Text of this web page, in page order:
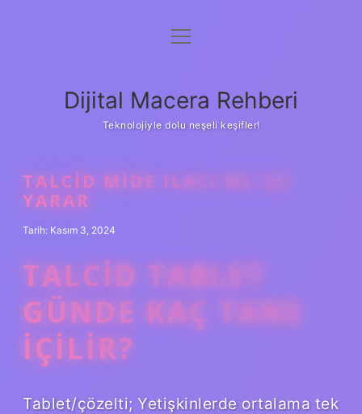
Anasayfa
Yasal Uyarı
menüyü
Dijital Macera Rehberi
Teknolojiyle dolu neşeli keşifler!
TALCID MIDE ILACI NE IŞE
YARAR
Tarih: Kasım 3, 2024
TALCID TABLET
GÜNDE KAÇ TANE
IÇILIR?
Tablet/çözelti; Yetişkinlerde ortalama tek